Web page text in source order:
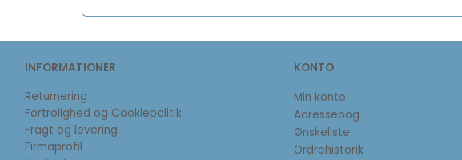
INFORMATIONER
Returnering
Fortrolighed og Cookiepolitik
Fragt og levering
Firmaprofil
KONTO
Min konto
Adressebog
Ønskeliste
Ordrehistorik